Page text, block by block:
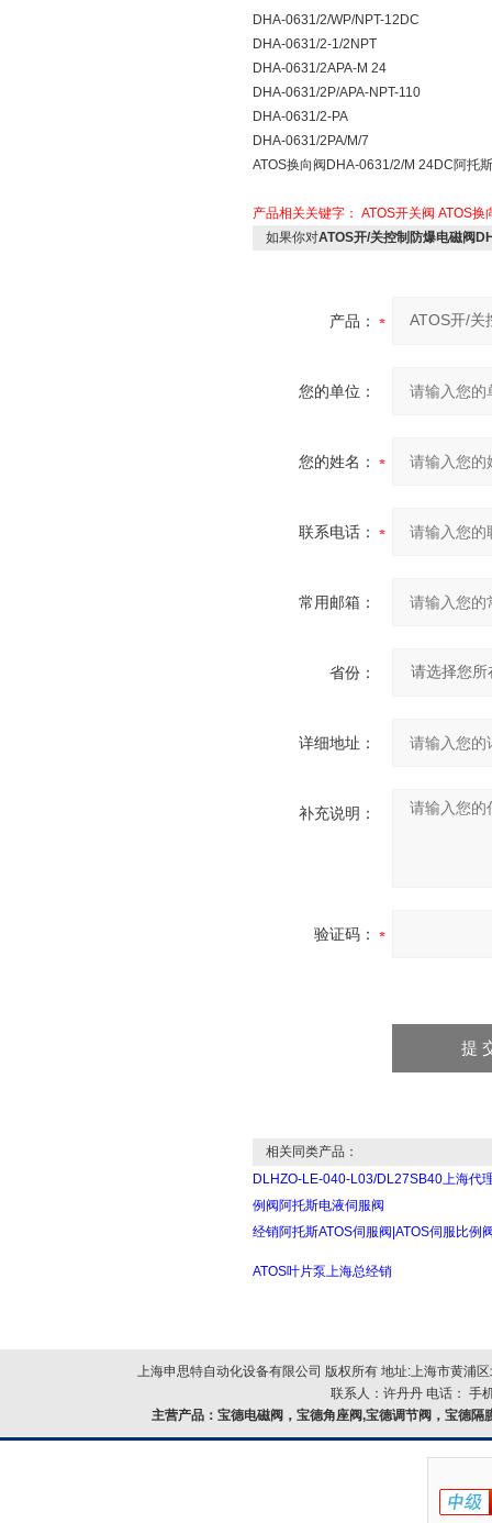
DHA-0631/2/WP/NPT-12DC
DHA-0631/2-1/2NPT
DHA-0631/2APA-M 24
DHA-0631/2P/APA-NPT-110
DHA-0631/2-PA
DHA-0631/2PA/M/7
ATOS换向阀DHA-0631/2/M 24DC阿托
产品相关关键字： ATOS开关阀 ATOS换
如果你对ATOS开/关控制防爆电磁阀
产品：
您的单位：
您的姓名：
联系电话：
常用邮箱：
省份：
详细地址：
补充说明：
验证码：
相关同类产品：
DLHZO-LE-040-L03/DL27SB40上海代
例阀阿托斯电液伺服阀
经销阿托斯ATOS伺服阀|ATOS伺服比例
ATOS叶片泵上海总经销
上海申思特自动化设备有限公司 版权所有 地址:上海市黄浦
联系人：许丹丹 电话： 手
主营产品：宝德电磁阀，宝德角座阀,宝德调节阀，宝德